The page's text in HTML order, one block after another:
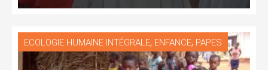
ECOLOGIE HUMAINE INTÉGRALE, ENFANCE, PAPES